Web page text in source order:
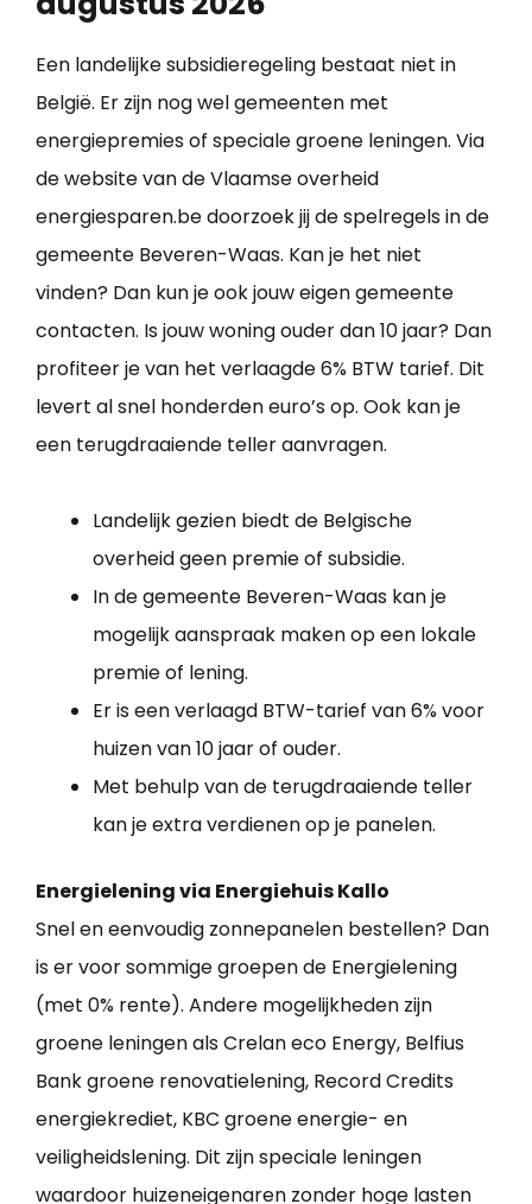
Een landelijke subsidieregeling bestaat niet in
België. Er zijn nog wel gemeenten met
energiepremies of speciale groene leningen. Via
de website van de Vlaamse overheid
energiesparen.be doorzoek jij de spelregels in de
gemeente Beveren-Waas. Kan je het niet
vinden? Dan kun je ook jouw eigen gemeente
contacten. Is jouw woning ouder dan 10 jaar? Dan
profiteer je van het verlaagde 6% BTW tarief. Dit
levert al snel honderden euro’s op. Ook kan je
een terugdraaiende teller aanvragen.
Landelijk gezien biedt de Belgische
overheid geen premie of subsidie.
In de gemeente Beveren-Waas kan je
mogelijk aanspraak maken op een lokale
premie of lening.
Er is een verlaagd BTW-tarief van 6% voor
huizen van 10 jaar of ouder.
Met behulp van de terugdraaiende teller
kan je extra verdienen op je panelen.
Energielening via Energiehuis Kallo
Snel en eenvoudig zonnepanelen bestellen? Dan
is er voor sommige groepen de Energielening
(met 0% rente). Andere mogelijkheden zijn
groene leningen als Crelan eco Energy, Belfius
Bank groene renovatielening, Record Credits
energiekrediet, KBC groene energie- en
veiligheidslening. Dit zijn speciale leningen
waardoor huizeneigenaren zonder hoge lasten